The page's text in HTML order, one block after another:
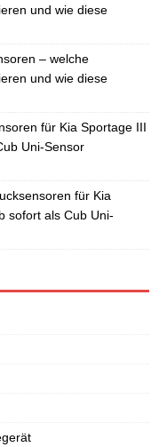
und wie diese
– welche
und wie diese
für Kia Sportage III
Uni-Sensor
für Kia
sofort als Cub Uni-